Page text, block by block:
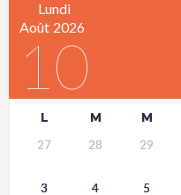
Lundi
Août 2026
10
L M M
27 28 29
3 4 5